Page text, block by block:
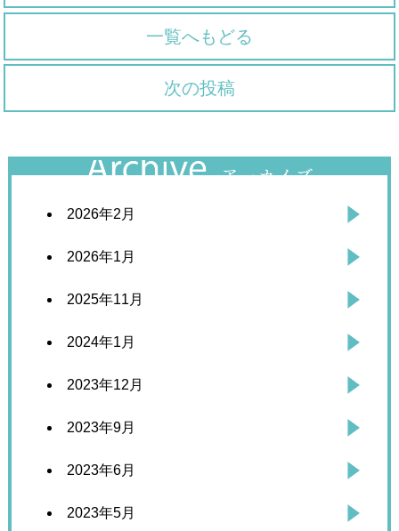
一覧へもどる
次の投稿
2026年2月
2026年1月
2025年11月
2024年1月
2023年12月
2023年9月
2023年6月
2023年5月